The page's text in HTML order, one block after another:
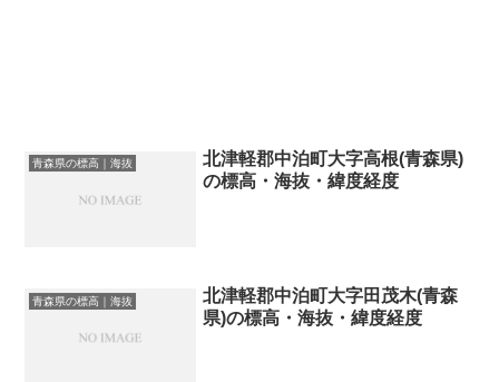
青森県の標高｜海抜
北津軽郡中泊町大字高根(青森県)
の標高・海抜・緯度経度
青森県の標高｜海抜
北津軽郡中泊町大字田茂木(青森
県)の標高・海抜・緯度経度